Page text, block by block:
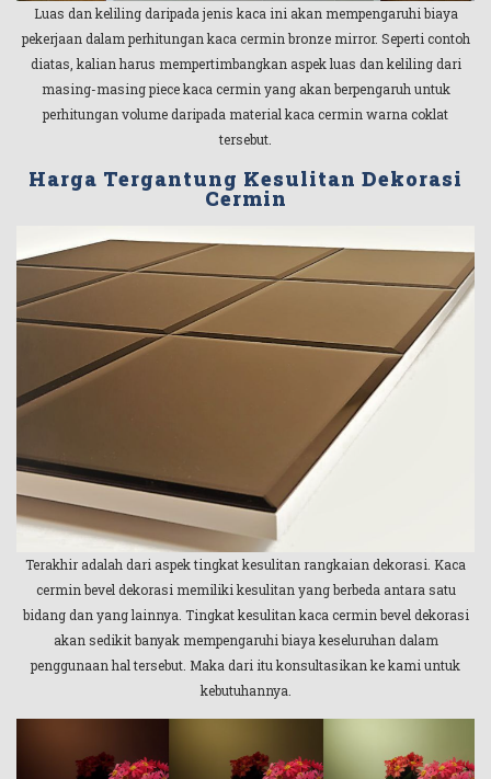
Luas dan keliling daripada jenis kaca ini akan mempengaruhi biaya
pekerjaan dalam perhitungan kaca cermin bronze mirror. Seperti contoh
diatas, kalian harus mempertimbangkan aspek luas dan keliling dari
masing-masing piece kaca cermin yang akan berpengaruh untuk
perhitungan volume daripada material kaca cermin warna coklat
tersebut.
Harga Tergantung Kesulitan Dekorasi
Cermin
Terakhir adalah dari aspek tingkat kesulitan rangkaian dekorasi. Kaca
cermin bevel dekorasi memiliki kesulitan yang berbeda antara satu
bidang dan yang lainnya. Tingkat kesulitan kaca cermin bevel dekorasi
akan sedikit banyak mempengaruhi biaya keseluruhan dalam
penggunaan hal tersebut. Maka dari itu konsultasikan ke kami untuk
kebutuhannya.